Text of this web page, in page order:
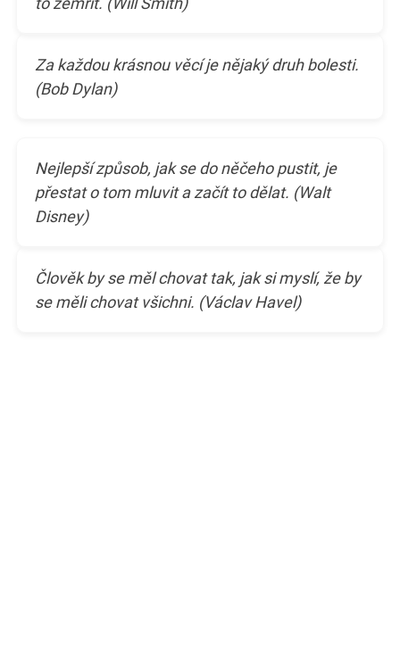
Za každou krásnou věcí je nějaký druh bolesti.
(Bob Dylan)
Nejlepší způsob, jak se do něčeho pustit, je
přestat o tom mluvit a začít to dělat. (Walt
Disney)
Člověk by se měl chovat tak, jak si myslí, že by
se měli chovat všichni. (Václav Havel)